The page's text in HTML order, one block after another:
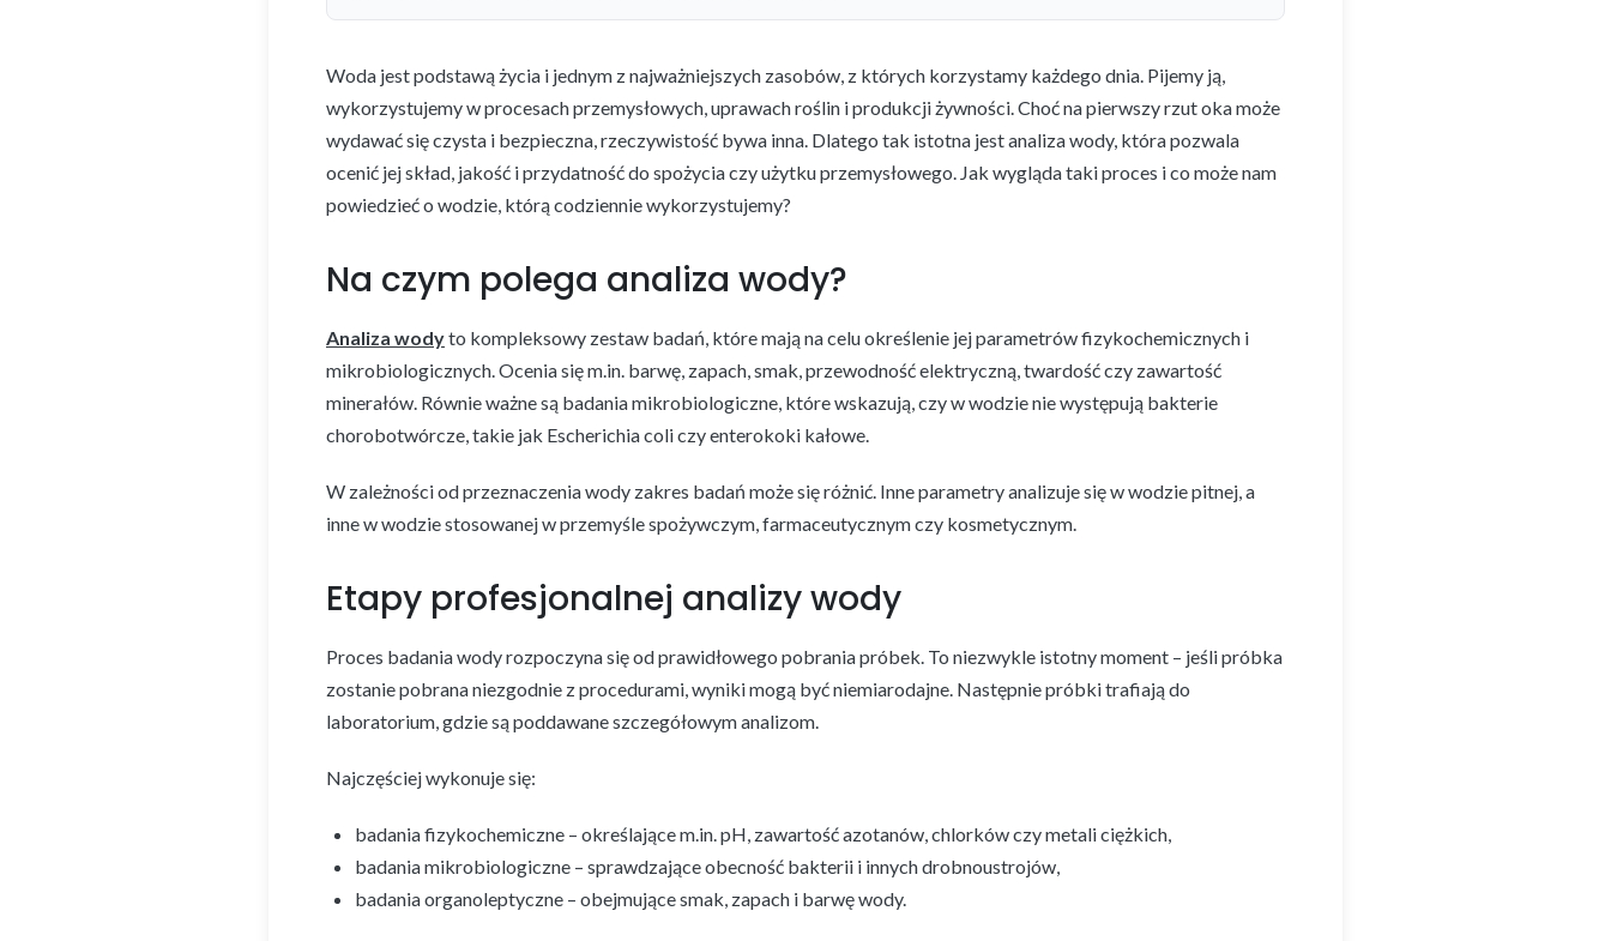
Woda jest podstawą życia i jednym z najważniejszych zasobów, z których korzystamy każdego dnia. Pijemy ją,
wykorzystujemy w procesach przemysłowych, uprawach roślin i produkcji żywności. Choć na pierwszy rzut oka może
wydawać się czysta i bezpieczna, rzeczywistość bywa inna. Dlatego tak istotna jest analiza wody, która pozwala
ocenić jej skład, jakość i przydatność do spożycia czy użytku przemysłowego. Jak wygląda taki proces i co może nam
powiedzieć o wodzie, którą codziennie wykorzystujemy?
Na czym polega analiza wody?
Analiza wodyto kompleksowy zestaw badań, które mają na celu określenie jej parametrów fizykochemicznych i
mikrobiologicznych. Ocenia się m.in. barwę, zapach, smak, przewodność elektryczną, twardość czy zawartość
minerałów. Równie ważne są badania mikrobiologiczne, które wskazują, czy w wodzie nie występują bakterie
chorobotwórcze, takie jak Escherichia coli czy enterokoki kałowe.
W zależności od przeznaczenia wody zakres badań może się różnić. Inne parametry analizuje się w wodzie pitnej, a
inne w wodzie stosowanej w przemyśle spożywczym, farmaceutycznym czy kosmetycznym.
Etapy profesjonalnej analizy wody
Proces badania wody rozpoczyna się od prawidłowego pobrania próbek. To niezwykle istotny moment – jeśli próbka
zostanie pobrana niezgodnie z procedurami, wyniki mogą być niemiarodajne. Następnie próbki trafiają do
laboratorium, gdzie są poddawane szczegółowym analizom.
Najczęściej wykonuje się:
badania fizykochemiczne – określające m.in. pH, zawartość azotanów, chlorków czy metali ciężkich,
badania mikrobiologiczne – sprawdzające obecność bakterii i innych drobnoustrojów,
badania organoleptyczne – obejmujące smak, zapach i barwę wody.